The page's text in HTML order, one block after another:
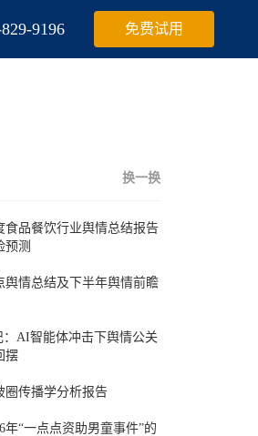
9196 免费试用
换一换
食品餐饮行业舆情总结报告
预测
舆情总结及下半年舆情前瞻
：AI智能体冲击下舆情公关
摆
圈传播学分析报告
年“一点点资助男童事件”的